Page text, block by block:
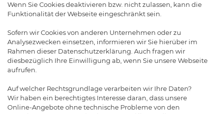
Wenn Sie Cookies deaktivieren bzw. nicht zulassen, kann die
Funktionalität der Webseite eingeschränkt sein.
Sofern wir Cookies von anderen Unternehmen oder zu
Analysezwecken einsetzen, informieren wir Sie hierüber im
Rahmen dieser Datenschutzerklärung. Auch fragen wir
diesbezüglich Ihre Einwilligung ab, wenn Sie unsere Webseite
aufrufen.
Auf welcher Rechtsgrundlage verarbeiten wir Ihre Daten?
Wir haben ein berechtigtes Interesse daran, dass unsere
Online-Angebote ohne technische Probleme von den